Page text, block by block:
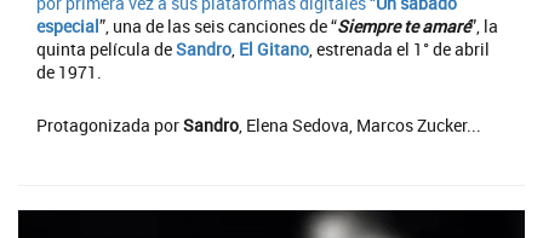
especial”, una de las seis canciones de “Siempre te amaré”, la
quinta película deSandro, El Gitano, estrenada el 1° de abril
de 1971.
Protagonizada porSandro, Elena Sedova, Marcos Zucker...